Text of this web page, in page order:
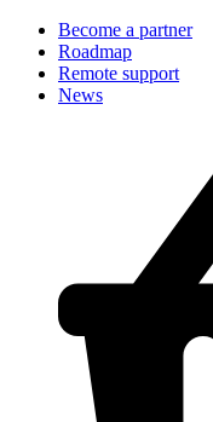
Become a partner
Roadmap
Remote support
News